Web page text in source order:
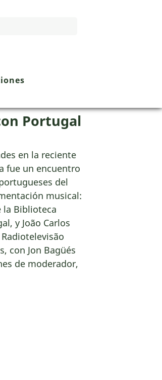
Portugal
en la reciente
fue un encuentro
del
musical:
la Biblioteca
y João Carlos
con Jon Bagüés
de moderador,